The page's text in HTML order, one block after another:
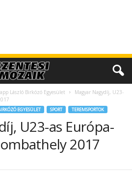
László Birkózó Egyesület
Magyar Nagydíj, U23-
EGYESÜLET SPORT TEREMSPORTOK
U23-as Európa-
2017